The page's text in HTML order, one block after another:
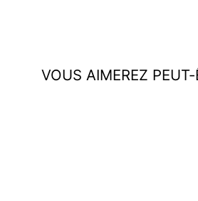
VOUS AIMEREZ